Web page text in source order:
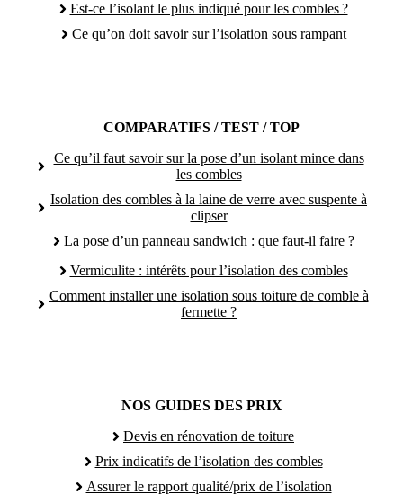
Est-ce l’isolant le plus indiqué pour les combles ?
Ce qu’on doit savoir sur l’isolation sous rampant
COMPARATIFS / TEST / TOP
Ce qu’il faut savoir sur la pose d’un isolant mince dans
les combles
Isolation des combles à la laine de verre avec suspente à
clipser
La pose d’un panneau sandwich : que faut-il faire ?
Vermiculite : intérêts pour l’isolation des combles
Comment installer une isolation sous toiture de comble à
fermette ?
NOS GUIDES DES PRIX
Devis en rénovation de toiture
Prix indicatifs de l’isolation des combles
Assurer le rapport qualité/prix de l’isolation